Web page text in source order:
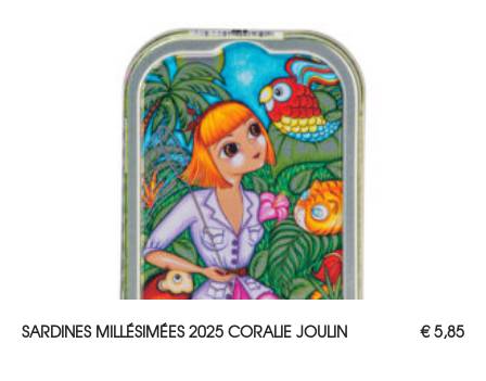
AJOUTER AU PANIER
SARDINES MILLÉSIMÉES 2025 CORALIE JOULIN €5,85